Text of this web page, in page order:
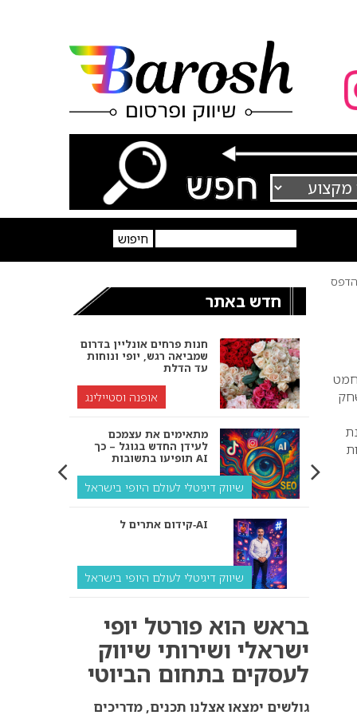
הדפס
חדש באתר
חנות פרחים אונליין בדרום
שמביאה רגש, יופי ונוחות
עד הדלת
אופנה וסטיילינג
מתאימים את עצמכם
לעידן החדש בגוגל – כך
תופיעו בתשובות AI
שיווק דיגיטלי לעולם היופי בישראל
קידום אתרים ל‑AI
שיווק דיגיטלי לעולם היופי בישראל
ולמה העסק שלך צריך
שיווק דיגיטלי לעסקים
קידום ל‑AI לעומת קידום
בראש הוא פורטל יופי
ישראלי ושירותי שיווק
לעסקים בתחום הביוטי
גולשים ימצאו אצלנו תכנים, מדריכים